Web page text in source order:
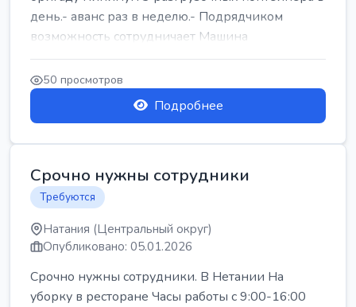
день.- аванс раз в неделю.- Подрядчиком
возможность сотрудничает Машина
50 просмотров
Подробнее
Срочно нужны сотрудники
Требуются
Натания (Центральный округ)
Опубликовано: 05.01.2026
Срочно нужны сотрудники. В Нетании На
уборку в ресторане Часы работы с 9:00-16:00